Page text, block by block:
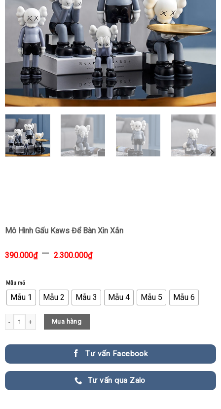
Mô Hình Gấu Kaws Để Bàn Xin Xắn
390.000₫– 2.300.000₫
Mẫu mã
Mẫu 1 Mẫu 2 Mẫu 3 Mẫu 4 Mẫu 5 Mẫu 6
Mô Hình Gấu Kaws Để Bàn Xin Xắn quantity
Mua hàng
Tư vấn Facebook
Tư vấn qua Zalo